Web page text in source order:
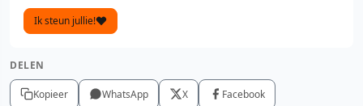
Ik steun jullie!
DELEN
Kopieer WhatsApp X Facebook